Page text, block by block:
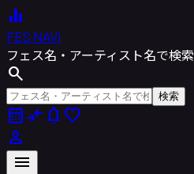
equalizer
FES NAVI
フェス名・アーティスト名で検索
search
検索
calendar_monthcompare_arrows notifications favorite
person
menu